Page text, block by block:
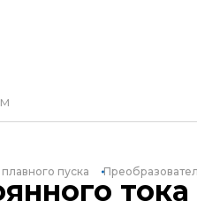
пуска
тока